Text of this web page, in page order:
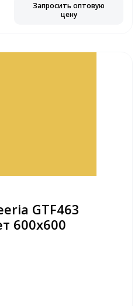
Запросить оптовую
цену
GTF463
600х600